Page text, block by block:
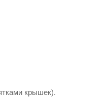
крышек).